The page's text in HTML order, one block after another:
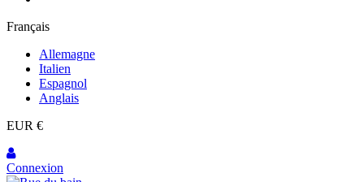
Français
Allemagne
Italien
Espagnol
Anglais
EUR €
Connexion